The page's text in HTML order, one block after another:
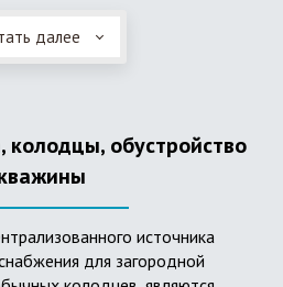
из щебня и песка. Для септика
через определенное время
с пластиковыми
далее
колодцы, обустройство
источника
для загородной